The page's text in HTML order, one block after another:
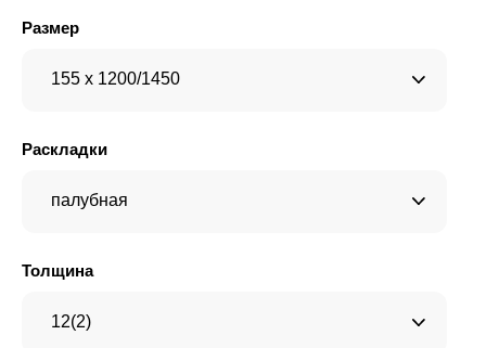
Размер
155 x 1200/1450
Раскладки
палубная
Толщина
12(2)